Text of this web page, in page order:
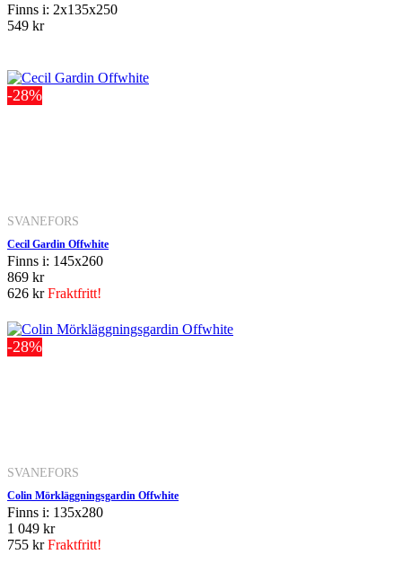
Finns i: 2x135x250
549 kr
-28%
SVANEFORS
Cecil Gardin Offwhite
Finns i: 145x260
869 kr
626 krFraktfritt!
-28%
SVANEFORS
Colin Mörkläggningsgardin Offwhite
Finns i: 135x280
1 049 kr
755 krFraktfritt!